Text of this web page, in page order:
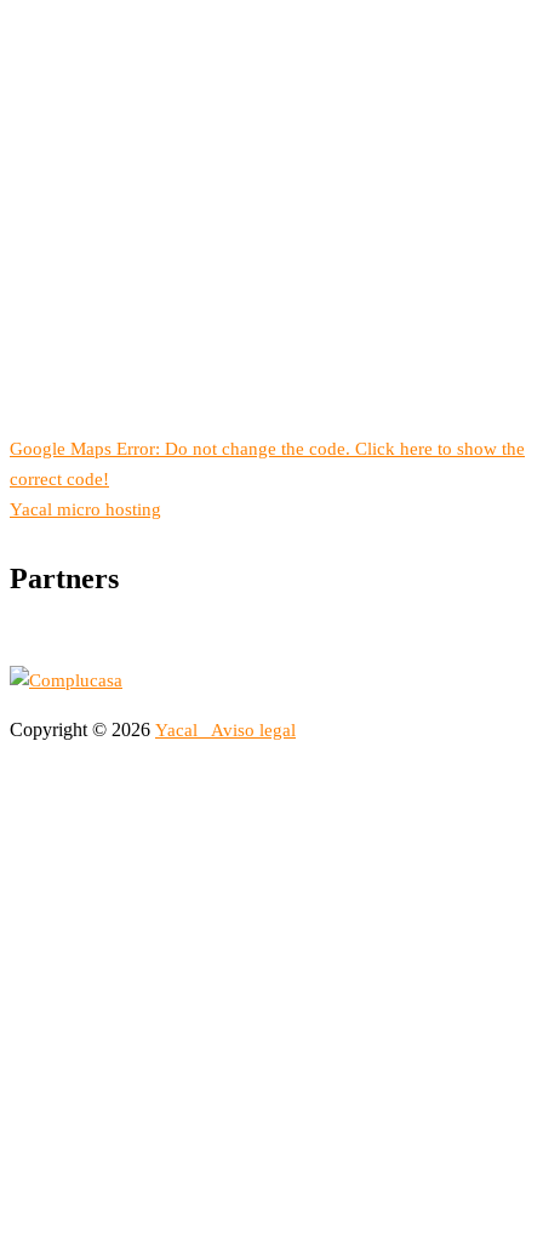
Google Maps Error: Do not change the code. Click here to show the
correct code!
Yacal micro hosting
Partners
Copyright © 2026 Yacal Aviso legal